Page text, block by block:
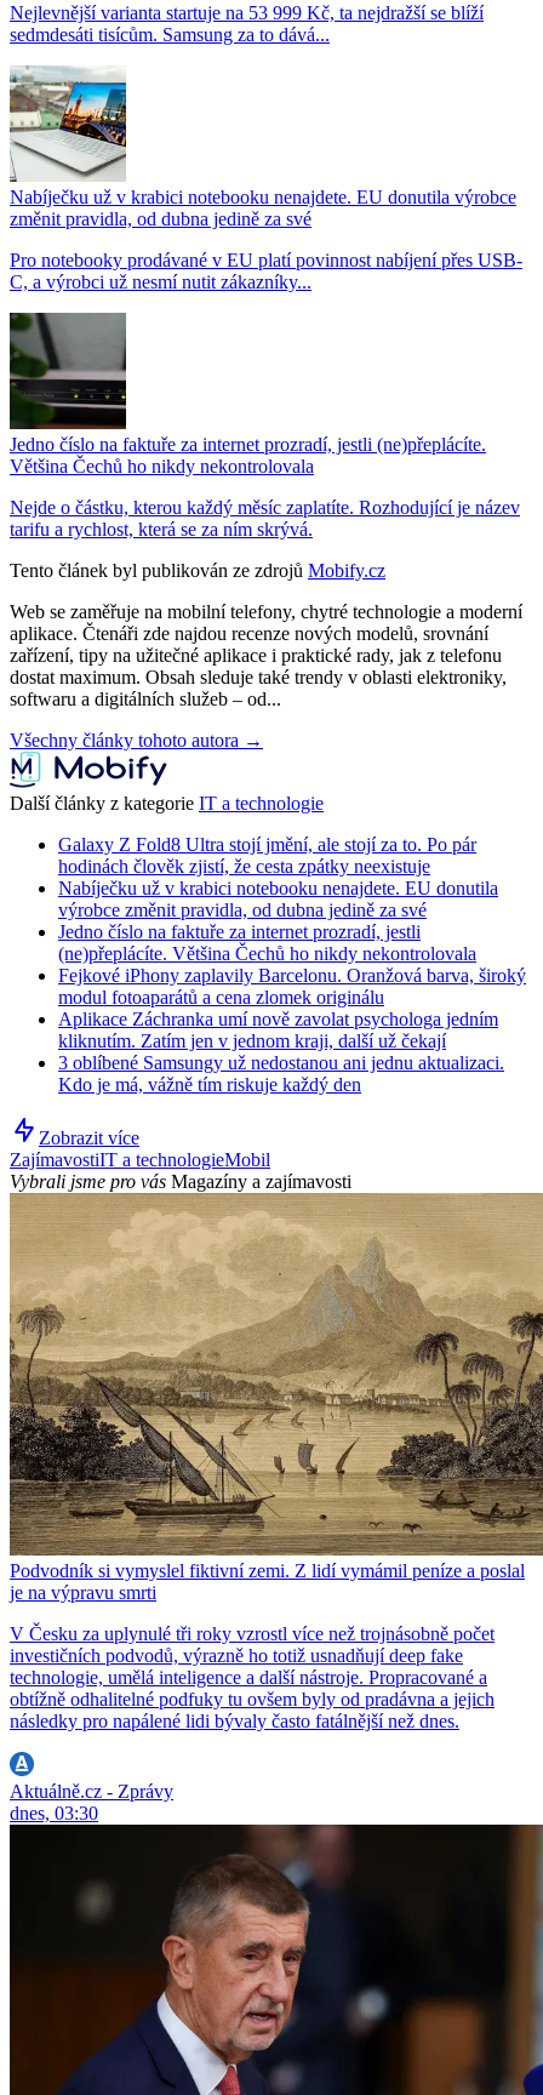
Nejlevnější varianta startuje na 53 999 Kč, ta nejdražší se blíží
sedmdesáti tisícům. Samsung za to dává...
Nabíječku už v krabici notebooku nenajdete. EU donutila výrobce
změnit pravidla, od dubna jedině za své
Pro notebooky prodávané v EU platí povinnost nabíjení přes USB-
C, a výrobci už nesmí nutit zákazníky...
Jedno číslo na faktuře za internet prozradí, jestli (ne)přeplácíte.
Většina Čechů ho nikdy nekontrolovala
Nejde o částku, kterou každý měsíc zaplatíte. Rozhodující je název
tarifu a rychlost, která se za ním skrývá.
Tento článek byl publikován ze zdrojů Mobify.cz
Web se zaměřuje na mobilní telefony, chytré technologie a moderní
aplikace. Čtenáři zde najdou recenze nových modelů, srovnání
zařízení, tipy na užitečné aplikace i praktické rady, jak z telefonu
dostat maximum. Obsah sleduje také trendy v oblasti elektroniky,
softwaru a digitálních služeb – od...
Všechny články tohoto autora →
Další články z kategorie IT a technologie
Galaxy Z Fold8 Ultra stojí jmění, ale stojí za to. Po pár
hodinách člověk zjistí, že cesta zpátky neexistuje
Nabíječku už v krabici notebooku nenajdete. EU donutila
výrobce změnit pravidla, od dubna jedině za své
Jedno číslo na faktuře za internet prozradí, jestli
(ne)přeplácíte. Většina Čechů ho nikdy nekontrolovala
Fejkové iPhony zaplavily Barcelonu. Oranžová barva, široký
modul fotoaparátů a cena zlomek originálu
Aplikace Záchranka umí nově zavolat psychologa jedním
kliknutím. Zatím jen v jednom kraji, další už čekají
3 oblíbené Samsungy už nedostanou ani jednu aktualizaci.
Kdo je má, vážně tím riskuje každý den
Zobrazit více
ZajímavostiIT a technologieMobil
Vybrali jsme pro vás Magazíny a zajímavosti
Podvodník si vymyslel fiktivní zemi. Z lidí vymámil peníze a poslal
je na výpravu smrti
V Česku za uplynulé tři roky vzrostl více než trojnásobně počet
investičních podvodů, výrazně ho totiž usnadňují deep fake
technologie, umělá inteligence a další nástroje. Propracované a
obtížně odhalitelné podfuky tu ovšem byly od pradávna a jejich
následky pro napálené lidi bývaly často fatálnější než dnes.
Aktuálně.cz - Zprávy
dnes, 03:30